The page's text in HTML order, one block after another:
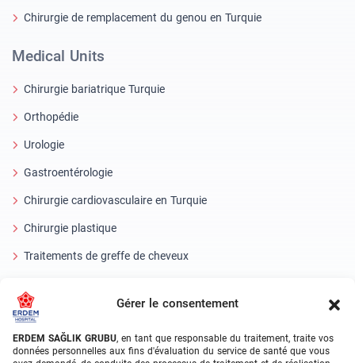
Gérer le consentement
ERDEM SAĞLIK GRUBU, en tant que responsable du traitement, traite vos
données personnelles aux fins d'évaluation du service de santé que vous
Chirurgie de remplacement du genou en Turquie
Medical Units
Chirurgie bariatrique Turquie
Orthopédie
Urologie
Gastroentérologie
Chirurgie cardiovasculaire en Turquie
Chirurgie plastique
Traitements de greffe de cheveux
Oeil laser
About Erdem